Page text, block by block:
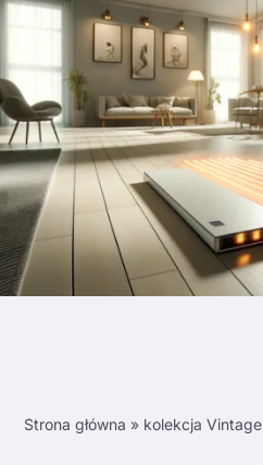
Strona główna » kolekcja Vintage